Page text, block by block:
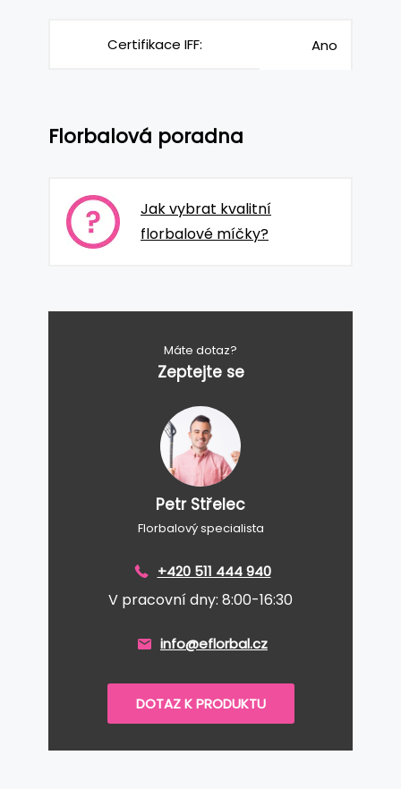
Certifikace IFF: Ano
Florbalová poradna
Jak vybrat kvalitní
florbalové míčky?
Máte dotaz?
Zeptejte se
Petr Střelec
Florbalový specialista
+420 511 444 940
V pracovní dny: 8:00-16:30
info@eflorbal.cz
DOTAZ K PRODUKTU